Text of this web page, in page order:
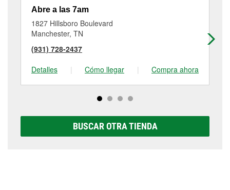
Abre a las 7am
1827 Hillsboro Boulevard
Manchester, TN
(931) 728-2437
Detalles
| Cómo llegar | Compra ahora
BUSCAR OTRA TIENDA